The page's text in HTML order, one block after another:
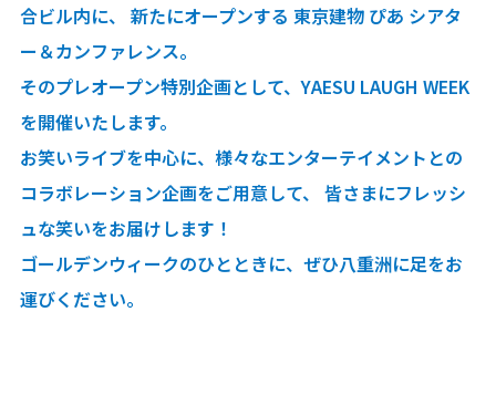
合ビル内に、
新たにオープンする 東京建物 ぴあ シアタ
ー＆カンファレンス。
そのプレオープン特別企画として、YAESU LAUGH WEEK
を開催いたします。
お笑いライブを中心に、様々なエンターテイメントとの
コラボレーション企画をご用意して、
皆さまにフレッシ
ュな笑いをお届けします！
ゴールデンウィークのひとときに、ぜひ八重洲に足をお
運びください。